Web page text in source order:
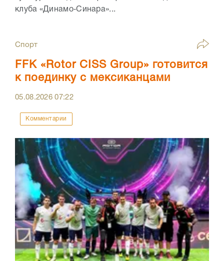
клуба «Динамо‑Синара»...
Спорт
FFK «Rotor CISS Group» готовится
к поединку с мексиканцами
05.08.202607:22
Комментарии